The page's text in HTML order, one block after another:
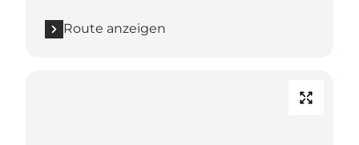
Route anzeigen